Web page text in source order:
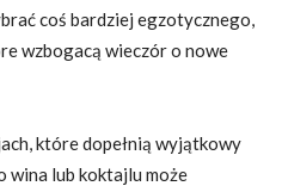
coś bardziej egzotycznego,
wzbogacą wieczór o nowe
które dopełnią wyjątkowy
wina lub koktajlu może